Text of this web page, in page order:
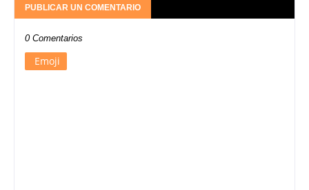
PUBLICAR UN COMENTARIO
0 Comentarios
Emoji